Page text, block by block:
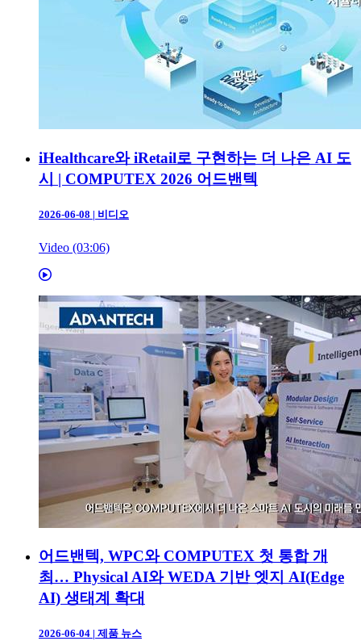
iHealthcare와 iRetail로 구현하는 더 나은 AI 도
시 | COMPUTEX 2026 어드밴텍
2026-06-08 | 비디오
Video (03:06)
어드밴텍, WPC와 COMPUTEX 첫 통합 개
최… Physical AI와 WEDA 기반 엣지 AI(Edge
AI) 생태계 확대
2026-06-04 | 제품 뉴스